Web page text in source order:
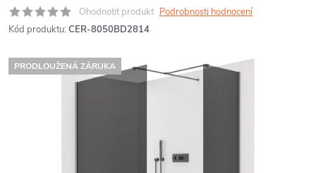
Ohodnotit produkt Podrobnosti hodnocení
Kód produktu: CER-8050BD2814
PRODLOUŽENÁ ZÁRUKA